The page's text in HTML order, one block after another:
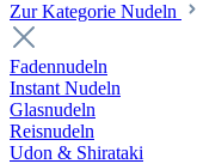
Zur Kategorie Nudeln
Fadennudeln
Instant Nudeln
Glasnudeln
Reisnudeln
Udon & Shirataki